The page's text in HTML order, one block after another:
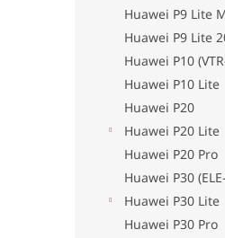
Huawei P9 Lite
Huawei P9 Lite
Huawei P10
Huawei P10 Lite
Huawei P20
Huawei P20 Lite
Huawei P20 Pro
Huawei P30
Huawei P30 Lite
Huawei P30 Pro